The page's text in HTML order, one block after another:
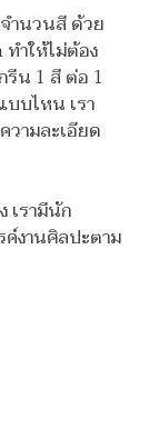
จำนวนสี ด้วย
ำให้ไม่ต้อง
รีน 1 สี ต่อ 1
บไหน เรา
ามละเอียด
เรามีนัก
งานศิลปะตาม